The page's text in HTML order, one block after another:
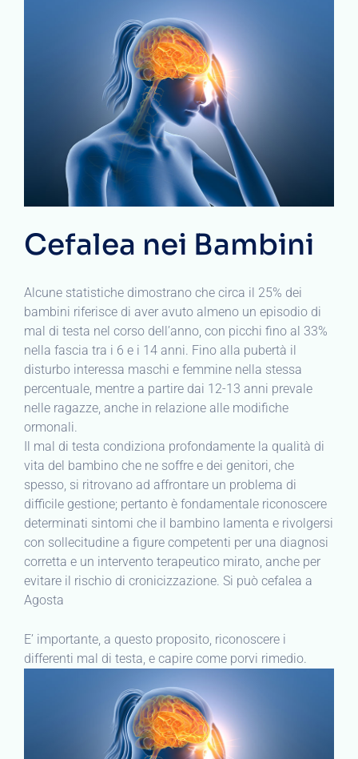
Cefalea nei Bambini
Alcune statistiche dimostrano che circa il 25% dei
bambini riferisce di aver avuto almeno un episodio di
mal di testa nel corso dell’anno, con picchi fino al 33%
nella fascia tra i 6 e i 14 anni. Fino alla pubertà il
disturbo interessa maschi e femmine nella stessa
percentuale, mentre a partire dai 12-13 anni prevale
nelle ragazze, anche in relazione alle modifiche
ormonali.
Il mal di testa condiziona profondamente la qualità di
vita del bambino che ne soffre e dei genitori, che
spesso, si ritrovano ad affrontare un problema di
difficile gestione; pertanto è fondamentale riconoscere
determinati sintomi che il bambino lamenta e rivolgersi
con sollecitudine a figure competenti per una diagnosi
corretta e un intervento terapeutico mirato, anche per
evitare il rischio di cronicizzazione. Si può cefalea a
Agosta
E’ importante, a questo proposito, riconoscere i
differenti mal di testa, e capire come porvi rimedio.